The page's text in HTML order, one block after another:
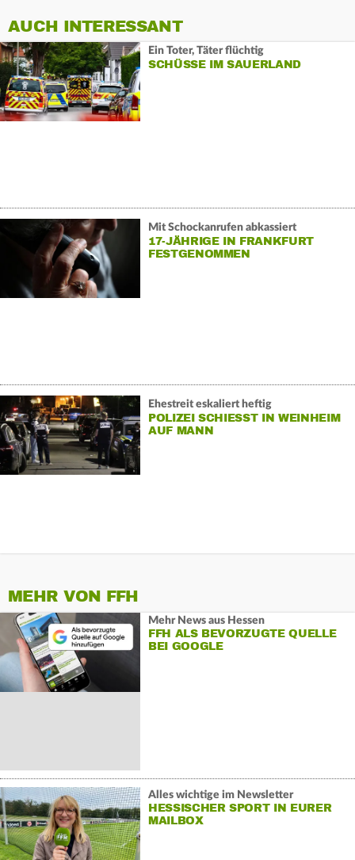
AUCH INTERESSANT
Ein Toter, Täter flüchtig
SCHÜSSE IM SAUERLAND
Mit Schockanrufen abkassiert
17-JÄHRIGE IN FRANKFURT
FESTGENOMMEN
Ehestreit eskaliert heftig
POLIZEI SCHIESST IN WEINHEIM A
UF MANN
MEHR VON FFH
Mehr News aus Hessen
FFH ALS BEVORZUGTE QUELLE
BEI GOOGLE
Alles wichtige im Newsletter
HESSISCHER SPORT IN EURER
MAILBOX